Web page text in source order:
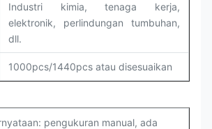
Industri kimia, tenaga kerja,
elektronik, perlindungan tumbuhan,
dll.
1000pcs/1440pcs atau disesuaikan
pengukuran manual, ada